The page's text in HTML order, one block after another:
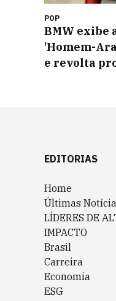
POP
BMW exibe
'Homem-
e revolta
EDITORIAS
Home
Últimas
LÍDERES DE
IMPACTO
Brasil
Carreira
Economia
ESG